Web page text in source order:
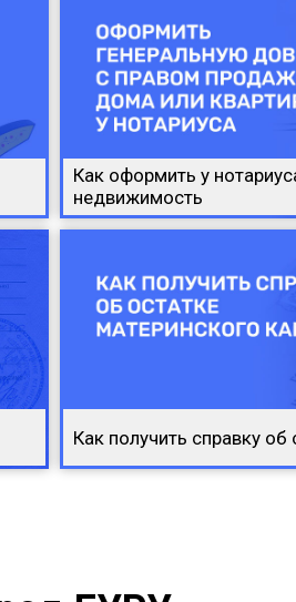
Как оформить у
недвижимость
Как получить справку об